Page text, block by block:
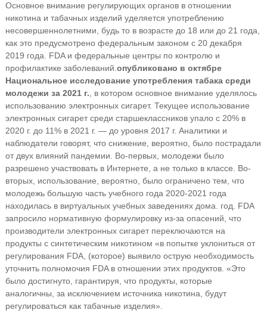
Основное внимание регулирующих органов в отношении
никотина и табачных изделий уделяется употреблению
несовершеннолетними, будь то в возрасте до 18 или до 21 года,
как это предусмотрено федеральным законом с 20 декабря
2019 года. FDA и федеральные центры по контролю и
профилактике заболеваний. опубликовано в октябре
Национальное исследование употребления табака среди
молодежи за 2021 г. , в котором основное внимание уделялось
использованию электронных сигарет. Текущее использование
электронных сигарет среди старшеклассников упало с 20% в
2020 г. до 11% в 2021 г. — до уровня 2017 г. Аналитики и
наблюдатели говорят, что снижение, вероятно, было пострадали
от двух влияний пандемии. Во-первых, молодежи было
разрешено участвовать в Интернете, а не только в классе. Во-
вторых, использование, вероятно, было ограничено тем, что
молодежь большую часть учебного года 2020-2021 года
находилась в виртуальных учебных заведениях дома. год. FDA
запросило нормативную формулировку из-за опасений, что
производители электронных сигарет переключаются на
продукты с синтетическим никотином «в попытке уклониться от
регулирования FDA, (которое) выявило острую необходимость
уточнить полномочия FDA в отношении этих продуктов. «Это
было достигнуто, гарантируя, что продукты, которые
аналогичны, за исключением источника никотина, будут
регулироваться как табачные изделия».